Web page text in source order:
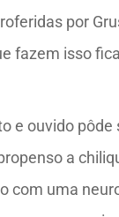
por
fazem isso
e ouvido
a
com uma